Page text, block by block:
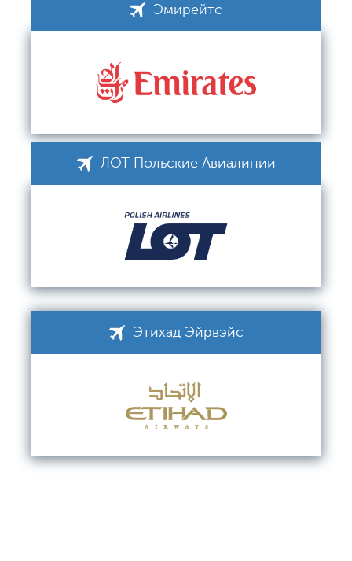
Эмирейтс
ЛОТ Польские Авиалинии
Этихад Эйрвэйс